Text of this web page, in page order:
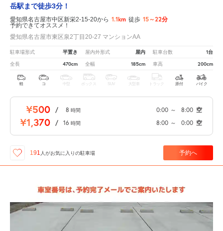
岳駅まで徒歩3分！
愛知県名古屋市中区新栄2-15-20から 1.1km 徒歩 15～22分
予約できてオススメ！
愛知県名古屋市東区泉2丁目20-27 マンションAA
駐車場形式 平置き 屋内外形式 屋内 駐車台数 1台
全長 470cm 全幅 185cm 車高 200cm
軽 コ 中型 ボックス SUV 大型車 トラック 原付 バイク
¥500 / 8 時間 0:00 ～ 8:00 空
¥1,370 / 16 時間 8:00 ～ 0:00 空
191 人がお気に入りの駐車場 予約へ